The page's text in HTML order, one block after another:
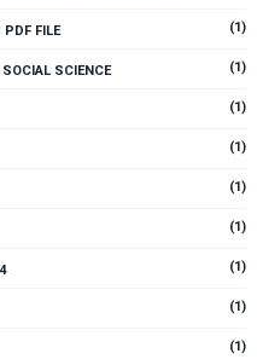
PDF FILE (1)
SCIENCE (1)
(1)
(1)
(1)
(1)
(1)
(1)
(1)